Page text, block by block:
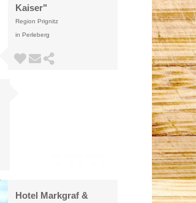
Kaiser"
Region Prignitz
in Perleberg
Hotel Markgraf &